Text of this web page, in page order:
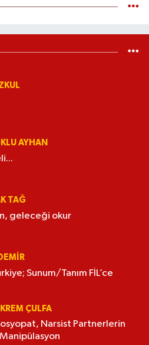
AYHAN
TAĞ
geleceği okur
Sunum/Tanım FİL’ce
ÇULFA
Narsist Partnerlerin